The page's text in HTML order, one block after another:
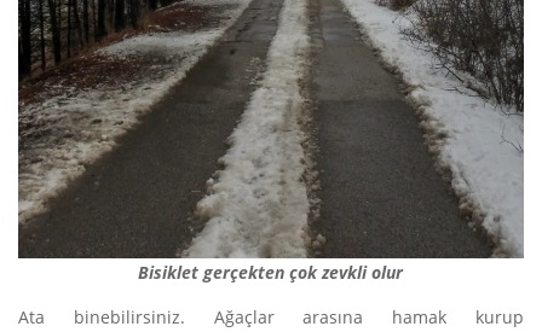
Bisiklet gerçekten çok zevkli olur
Ata binebilirsiniz. Ağaçlar arasına hamak kurup